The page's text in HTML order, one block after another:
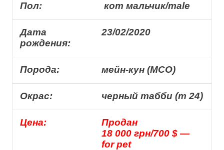
Пол: кот мальчик/male
Дата
рождения:
23/02/2020
Порода: мейн-кун (MCO)
Окрас: черный табби (т 24)
Цена:
Продан
18 000 грн/700 $ —
for pet